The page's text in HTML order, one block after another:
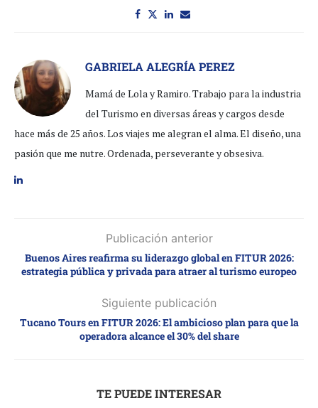
GABRIELA ALEGRÍA PEREZ
Mamá de Lola y Ramiro. Trabajo para la industria
del Turismo en diversas áreas y cargos desde
hace más de 25 años. Los viajes me alegran el alma. El diseño, una
pasión que me nutre. Ordenada, perseverante y obsesiva.
Publicación anterior
Buenos Aires reafirma su liderazgo global en FITUR 2026:
estrategia pública y privada para atraer al turismo europeo
Siguiente publicación
Tucano Tours en FITUR 2026: El ambicioso plan para que la
operadora alcance el 30% del share
TE PUEDE INTERESAR